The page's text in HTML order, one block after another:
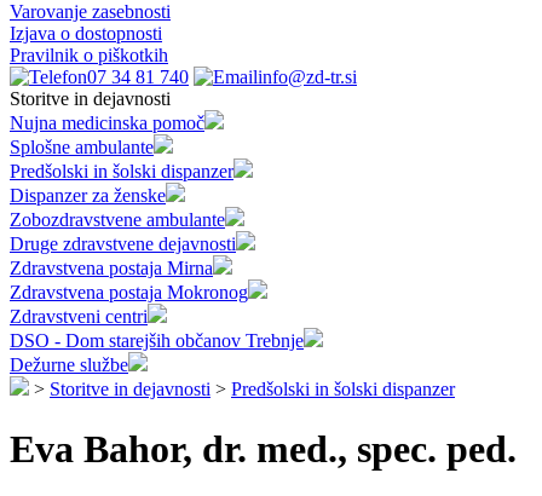
Varovanje zasebnosti
Izjava o dostopnosti
Pravilnik o piškotkih
07 34 81 740
info@zd-tr.si
Storitve in dejavnosti
Nujna medicinska pomoč
Splošne ambulante
Predšolski in šolski dispanzer
Dispanzer za ženske
Zobozdravstvene ambulante
Druge zdravstvene dejavnosti
Zdravstvena postaja Mirna
Zdravstvena postaja Mokronog
Zdravstveni centri
DSO - Dom starejših občanov Trebnje
Dežurne službe
> Storitve in dejavnosti > Predšolski in šolski dispanzer
Eva Bahor, dr. med., spec. ped.